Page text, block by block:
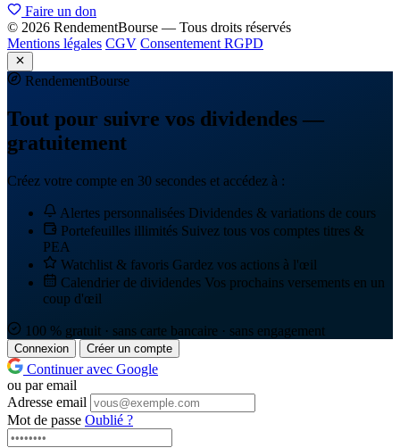
Faire un don
© 2026 RendementBourse — Tous droits réservés
Mentions légales CGV Consentement RGPD
RendementBourse
Tout pour suivre vos dividendes —
gratuitement
Créez votre compte en 30 secondes et accédez à :
Alertes personnalisées Dividendes & variations de cours
Portefeuilles illimités Suivez tous vos comptes titres &
PEA
Watchlist & favoris Gardez vos actions à l'œil
Calendrier de dividendes Vos prochains versements en un
coup d'œil
100 % gratuit · sans carte bancaire · sans engagement
Connexion Créer un compte
Continuer avec Google
ou par email
Adresse email
Mot de passe Oublié ?